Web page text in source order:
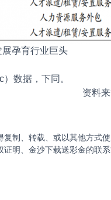
孕育行业巨头
数据，下同。
资料
制、转载、或以其他方式
明、金沙下载送彩金的联